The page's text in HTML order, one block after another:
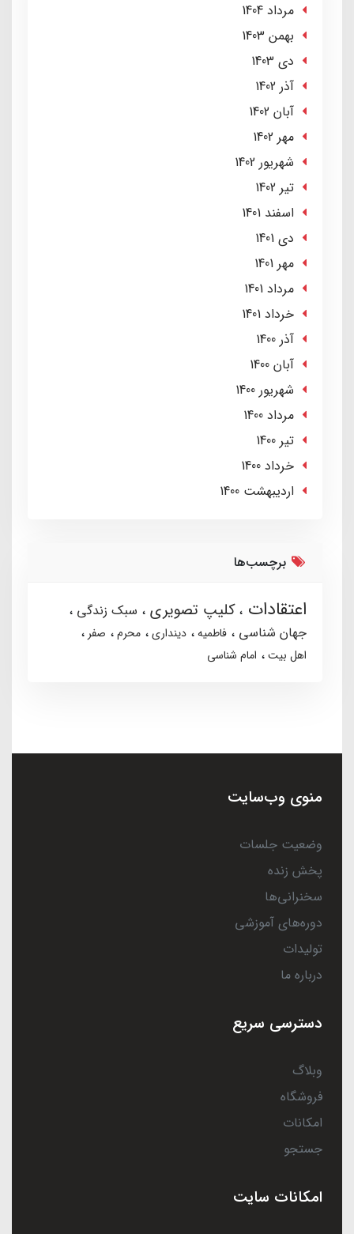
مرداد 1404
بهمن 1403
دی 1403
آذر 1402
آبان 1402
مهر 1402
شهریور 1402
تير 1402
اسفند 1401
دی 1401
مهر 1401
مرداد 1401
خرداد 1401
آذر 1400
آبان 1400
شهریور 1400
مرداد 1400
تير 1400
خرداد 1400
ارديبهشت 1400
برچسب‌ها
اعتقادات کلیپ تصویری
سبک زندگی
جهان شناسی
فاطمیه دینداری محرم
صفر
اهل بیت
امام شناسی
منوی وب‌سایت
وضعیت جلسات
پخش زنده
سخنرانی‌ها
دوره‌های آموزشی
تولیدات
درباره ما
دسترسی سریع
وبلاگ
فروشگاه
امکانات
جستجو
امکانات سایت